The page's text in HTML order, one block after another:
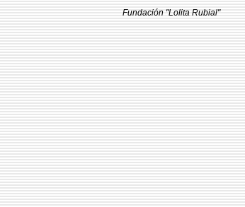
Fundación "Lolita Rubial"